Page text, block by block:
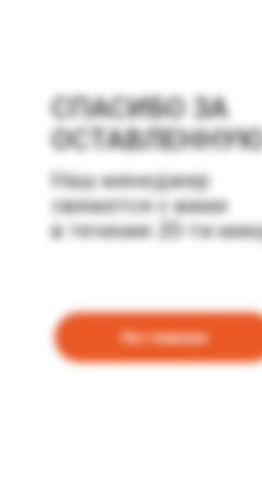
СПАСИБО ЗА
На главную
Наш менеджер
свяжется с вами
в течение 20-ти